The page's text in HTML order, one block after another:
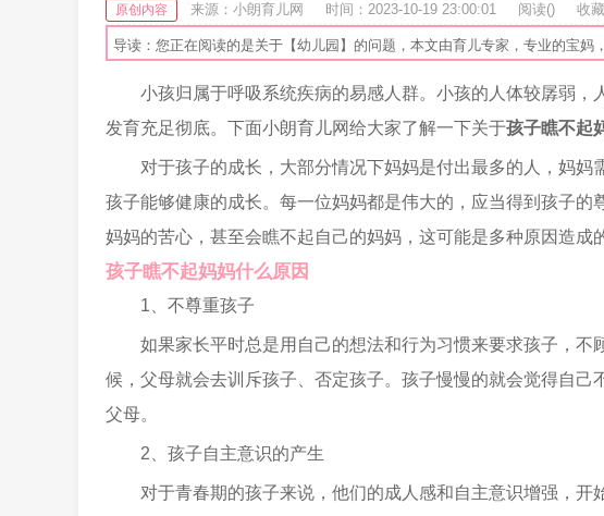
原创内容 来源：小朗育儿网 时间：2023-10-19 23:00:01 阅读() 收
导读：您正在阅读的是关于【幼儿园】的问题，本文由育儿专家，专业的宝妈
小孩归属于呼吸系统疾病的易感人群。小孩的人体较孱弱，
发育充足彻底。下面小朗育儿网给大家了解一下关于孩子瞧不起
对于孩子的成长，大部分情况下妈妈是付出最多的人，妈妈
孩子能够健康的成长。每一位妈妈都是伟大的，应当得到孩子的
妈妈的苦心，甚至会瞧不起自己的妈妈，这可能是多种原因造成
孩子瞧不起妈妈什么原因
1、不尊重孩子
如果家长平时总是用自己的想法和行为习惯来要求孩子，不
候，父母就会去训斥孩子、否定孩子。孩子慢慢的就会觉得自己
父母。
2、孩子自主意识的产生
对于青春期的孩子来说，他们的成人感和自主意识增强，开